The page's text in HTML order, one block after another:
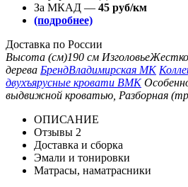
За МКАД — 45 руб/км
(подробнее)
Доставка по России
Высота (см)190 см Изголовье
дерева БрендВладимирская МК
двухъярусные кровати ВМК
выдвижной кроватью, Разборная
ОПИСАНИЕ
Отзывы 2
Доставка и сборка
Эмали и тонировки
Матрасы, наматрасники